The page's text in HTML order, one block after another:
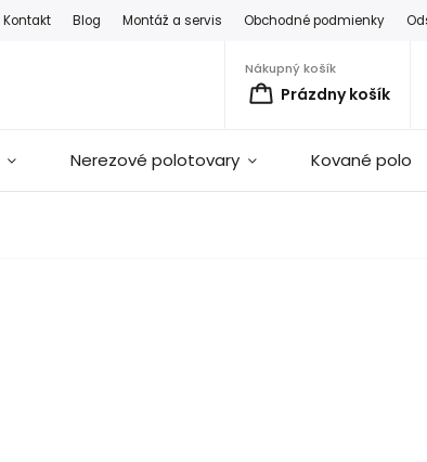
Kontakt Blog Montáž a servis Obchodné podmienky
Nákupný košík
Prázdny košík
Nerezové polotovary Kované